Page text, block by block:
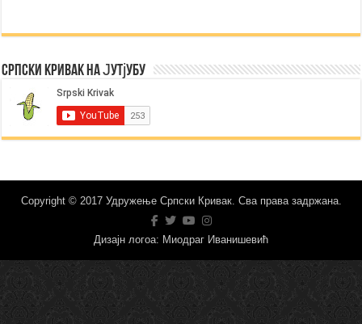
Српски Кривак на Јутјубу
Copyright © 2017 Удружење Српски Кривак. Сва права задржана.
Дизајн логоа: Миодраг Иванишевић